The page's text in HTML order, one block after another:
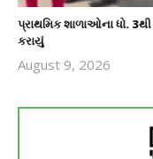
પ્રાથમિક શાળાઓના ધો.
કરાયું
August 9, 2026